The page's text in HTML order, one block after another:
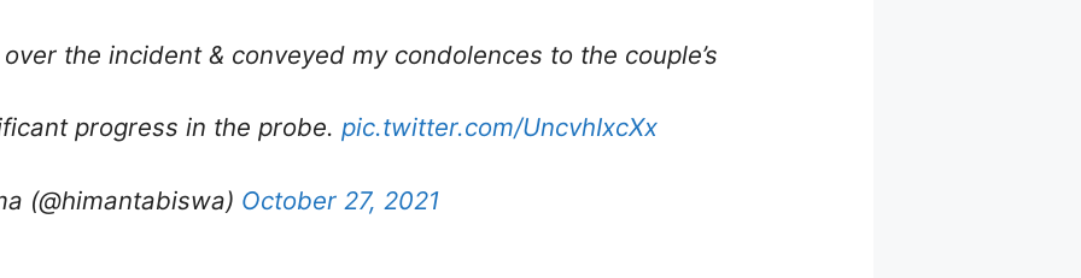
the incident & conveyed my condolences to the couple’s
progress in the probe. pic.twitter.com/UncvhIxcXx
(@himantabiswa) October 27, 2021